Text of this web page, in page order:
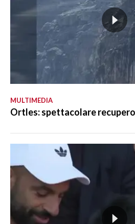
MULTIMEDIA
Ortles: spettacolare